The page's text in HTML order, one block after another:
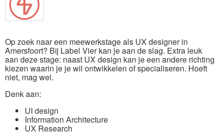
Op zoek naar een meewerkstage als UX designer in
Amersfoort? Bij Label Vier kan je aan de slag. Extra leuk
aan deze stage: naast UX design kan je een andere richting
kiezen waarin je je wil ontwikkelen of specialiseren. Hoeft
niet, mag wel.
Denk aan:
UI design
Information Architecture
UX Research